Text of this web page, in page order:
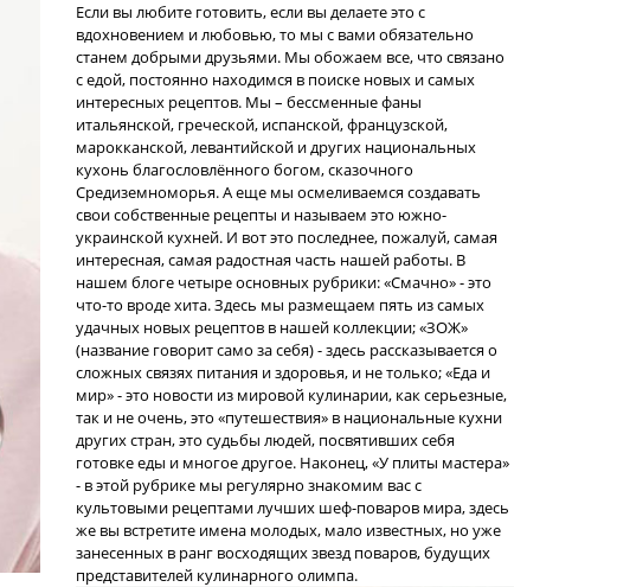
Если вы любите готовить, если вы делаете это с
вдохновением и любовью, то мы с вами обязательно
станем добрыми друзьями. Мы обожаем все, что связано
с едой, постоянно находимся в поиске новых и самых
интересных рецептов. Мы – бессменные фаны
итальянской, греческой, испанской, французской,
марокканской, левантийской и других национальных
кухонь благословлённого богом, сказочного
Средиземноморья. А еще мы осмеливаемся создавать
свои собственные рецепты и называем это южно-
украинской кухней. И вот это последнее, пожалуй, самая
интересная, самая радостная часть нашей работы. В
нашем блоге четыре основных рубрики: «Смачно» - это
что-то вроде хита. Здесь мы размещаем пять из самых
удачных новых рецептов в нашей коллекции; «ЗОЖ»
(название говорит само за себя) - здесь рассказывается о
сложных связях питания и здоровья, и не только; «Еда и
мир» - это новости из мировой кулинарии, как серьезные,
так и не очень, это «путешествия» в национальные кухни
других стран, это судьбы людей, посвятивших себя
готовке еды и многое другое. Наконец, «У плиты мастера»
- в этой рубрике мы регулярно знакомим вас с
культовыми рецептами лучших шеф-поваров мира, здесь
же вы встретите имена молодых, мало известных, но уже
занесенных в ранг восходящих звезд поваров, будущих
представителей кулинарного олимпа.